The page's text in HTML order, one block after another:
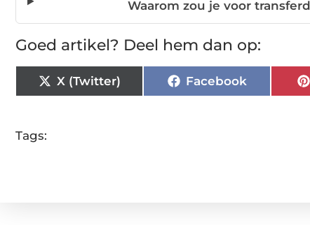
Waarom zou je voor
Goed artikel? Deel hem dan op:
X (Twitter) Facebook
Tags: